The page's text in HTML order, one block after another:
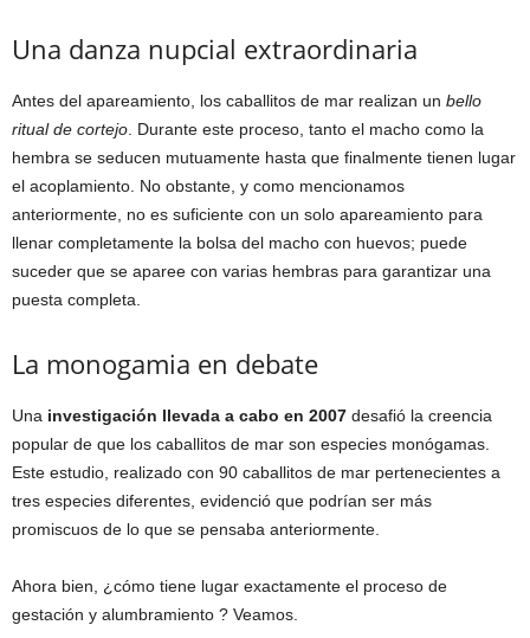
Una danza nupcial extraordinaria
Antes del apareamiento, los caballitos de mar realizan un bello
ritual de cortejo . Durante este proceso, tanto el macho como la
hembra se seducen mutuamente hasta que finalmente tienen lugar
el acoplamiento. No obstante, y como mencionamos
anteriormente, no es suficiente con un solo apareamiento para
llenar completamente la bolsa del macho con huevos; puede
suceder que se aparee con varias hembras para garantizar una
puesta completa.
La monogamia en debate
Una investigación llevada a cabo en 2007 desafió la creencia
popular de que los caballitos de mar son especies monógamas.
Este estudio, realizado con 90 caballitos de mar pertenecientes a
tres especies diferentes, evidenció que podrían ser más
promiscuos de lo que se pensaba anteriormente.
Ahora bien, ¿cómo tiene lugar exactamente el proceso de
gestación y alumbramiento ? Veamos.